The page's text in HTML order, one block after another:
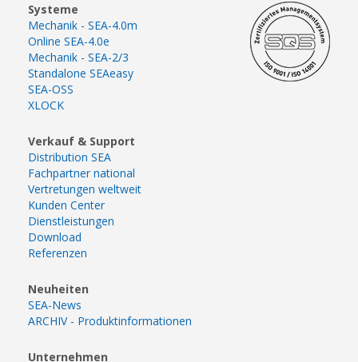
Systeme
Mechanik - SEA-4.0m
Online SEA-4.0e
Mechanik - SEA-2/3
Standalone SEAeasy
SEA-OSS
XLOCK
Verkauf & Support
Distribution SEA
Fachpartner national
Vertretungen weltweit
Kunden Center
Dienstleistungen
Download
Referenzen
Neuheiten
SEA-News
ARCHIV - Produktinformationen
Unternehmen